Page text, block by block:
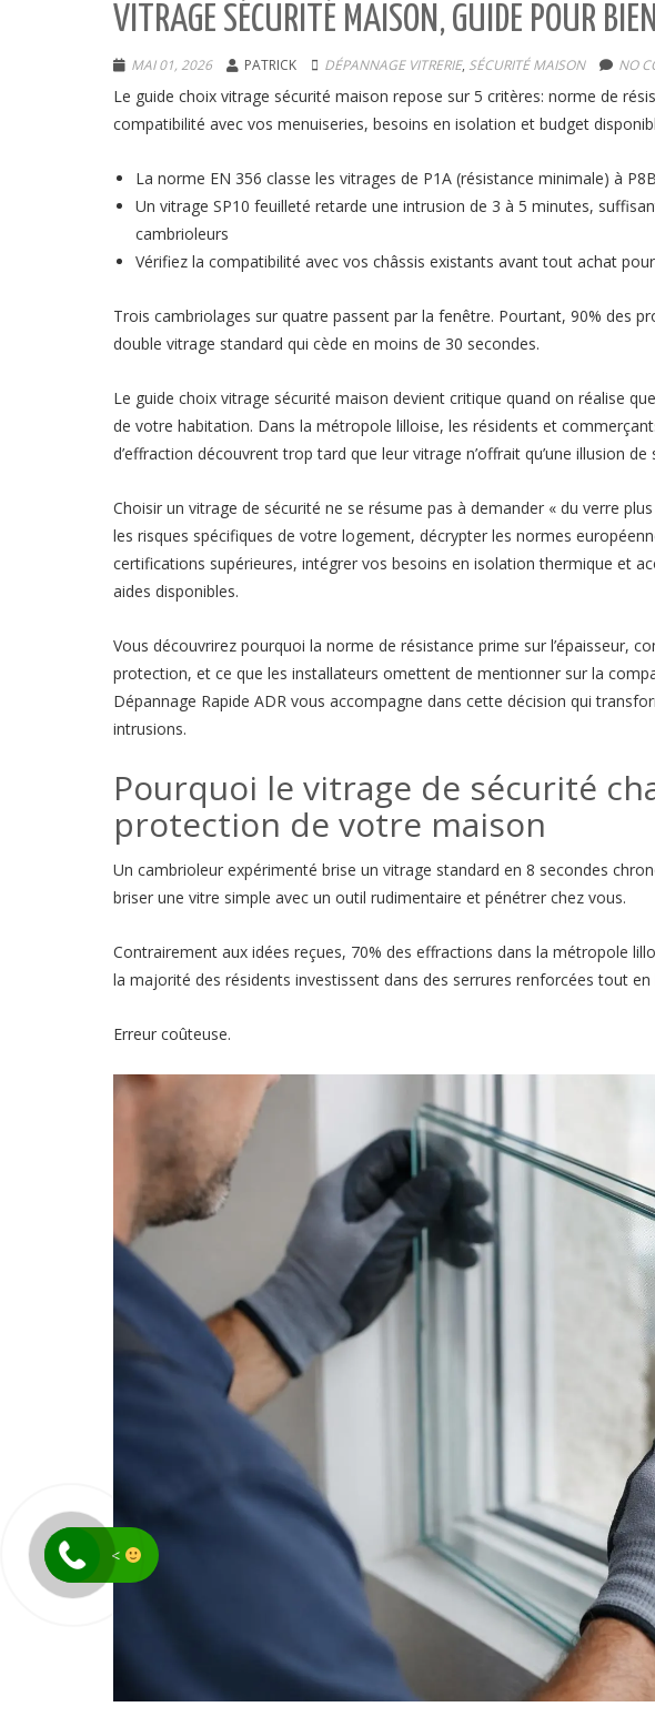
VITRAGE SÉCURITÉ MAISON, GUIDE POUR
MAI 01, 2026 PATRICK DÉPANNAGE VITRERIE, SÉCURITÉ MAISON NO
Le guide choix vitrage sécurité maison repose sur 5 critères: norme de
compatibilité avec vos menuiseries, besoins en isolation et budget
La norme EN 356 classe les vitrages de P1A (résistance minimale) à
Un vitrage SP10 feuilleté retarde une intrusion de 3 à 5 minutes,
cambrioleurs
Vérifiez la compatibilité avec vos châssis existants avant tout achat
Trois cambriolages sur quatre passent par la fenêtre. Pourtant, 90% des
double vitrage standard qui cède en moins de 30 secondes.
Le guide choix vitrage sécurité maison devient critique quand on réalise
de votre habitation. Dans la métropole lilloise, les résidents et
d’effraction découvrent trop tard que leur vitrage n’offrait qu’une illusion de
Choisir un vitrage de sécurité ne se résume pas à demander « du verre
les risques spécifiques de votre logement, décrypter les normes
certifications supérieures, intégrer vos besoins en isolation thermique et
aides disponibles.
Vous découvrirez pourquoi la norme de résistance prime sur l’épaisseur,
protection, et ce que les installateurs omettent de mentionner sur la
Dépannage Rapide ADR vous accompagne dans cette décision qui
intrusions.
Pourquoi le vitrage de sécurité
protection de votre maison
Un cambrioleur expérimenté brise un vitrage standard en 8 secondes
briser une vitre simple avec un outil rudimentaire et pénétrer chez vous.
Contrairement aux idées reçues, 70% des effractions dans la métropole
la majorité des résidents investissent dans des serrures renforcées tout
Erreur coûteuse.
<